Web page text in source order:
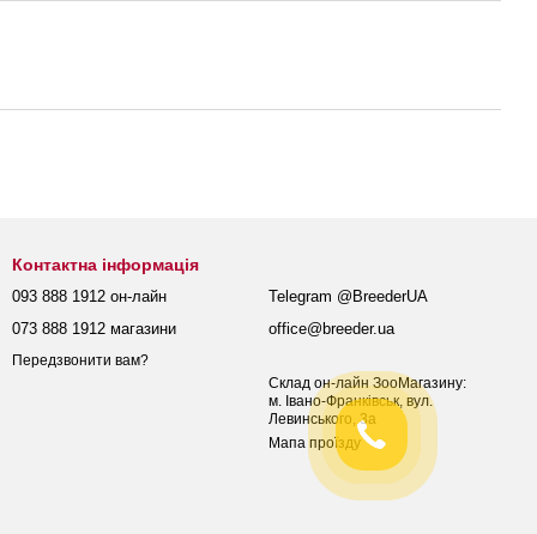
Контактна інформація
093 888 1912 он-лайн
073 888 1912 магазини
Передзвонити вам?
Telegram @BreederUA
office@breeder.ua
Склад он-лайн ЗооМагазину:
м. Івано-Франківськ, вул.
Левинського, 3а
Мапа проїзду